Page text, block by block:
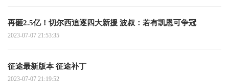
再砸2.5亿！切尔西追逐四大新援 波叔：若有凯恩可争冠
2023-07-07 21:53:35
征途最新版本 征途补丁
2023-07-07 21:19:52